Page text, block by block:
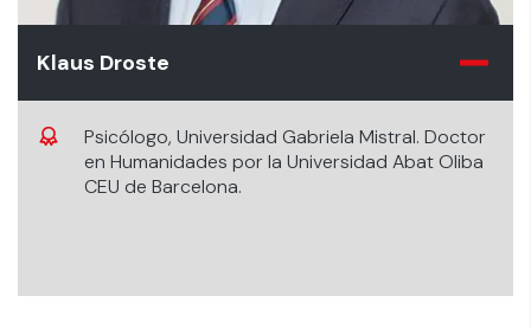
Klaus Droste
Psicólogo, Universidad Gabriela Mistral. Doctor
en Humanidades por la Universidad Abat Oliba
CEU de Barcelona.